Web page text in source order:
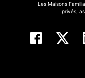
Les Maisons
privés,